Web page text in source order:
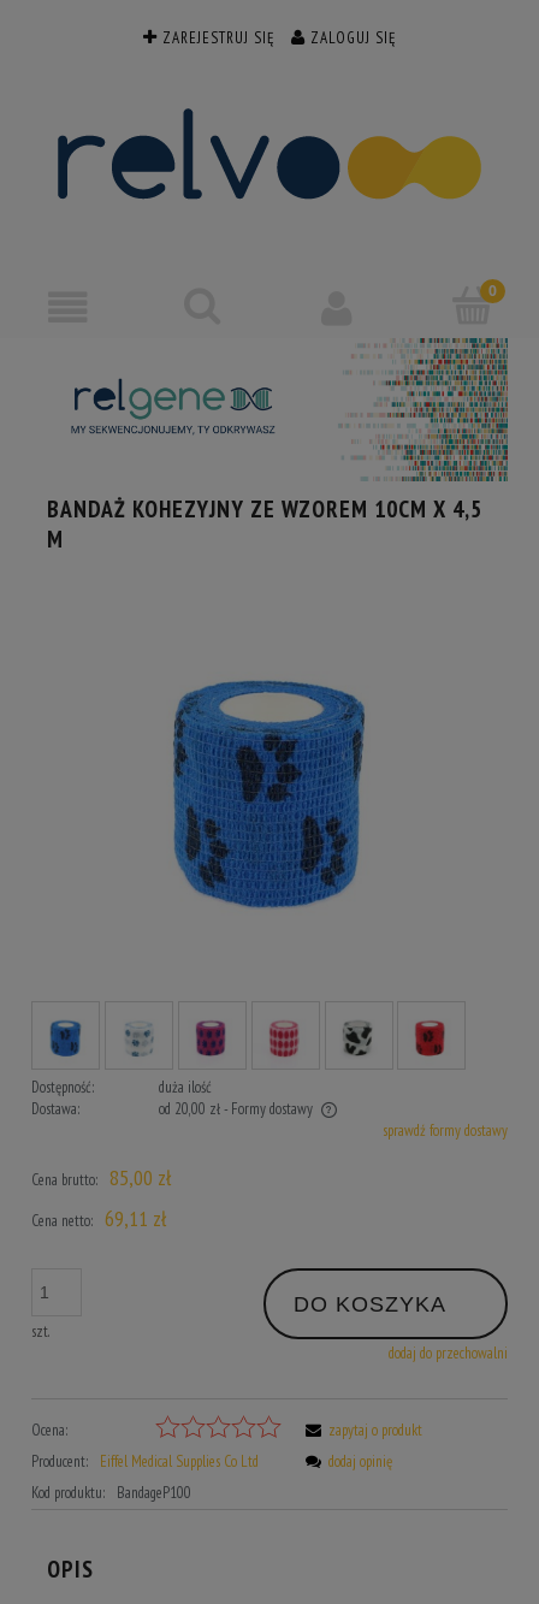
ZAREJESTRUJ SIĘ ZALOGUJ SIĘ
BANDAŻ KOHEZYJNY ZE WZOREM 10CM X 4,5
M
Dostępność:
duża ilość
Dostawa:
od 20,00 zł - Formy dostawy
sprawdź formy dostawy
Cena brutto: 85,00 zł
Cena netto: 69,11 zł
szt.
DO KOSZYKA
dodaj do przechowalni
Ocena:
Producent:
Eiffel Medical Supplies Co Ltd
Kod produktu:
BandageP100
zapytaj o produkt
dodaj opinię
OPIS